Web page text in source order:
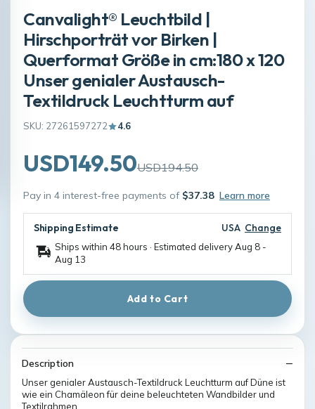
Canvalight® Leuchtbild |
Hirschporträt vor Birken |
Querformat Größe in cm:180 x 120
Unser genialer Austausch-
Textildruck Leuchtturm auf
SKU: 27261597272 4.6
USD149.50USD194.50
Pay in 4 interest-free payments of $37.38 Learn more
Shipping Estimate USA Change
Ships within 48 hours · Estimated deliveryAug 8 -
Aug 13
Add to Cart
Description
Unser genialer Austausch-Textildruck Leuchtturm auf Düne ist
wie ein Chamäleon für deine beleuchteten Wandbilder und
Textilrahmen